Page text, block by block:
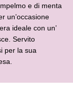
e di menta
un’occasione
ideale con un’
Servito
per la sua